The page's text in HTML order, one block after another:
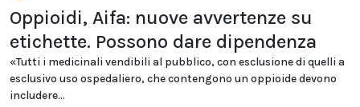
Oppioidi, Aifa: nuove avvertenze su
etichette. Possono dare dipendenza
«Tutti i medicinali vendibili al pubblico, con esclusione di quelli a
esclusivo uso ospedaliero, che contengono un oppioide devono
includere...